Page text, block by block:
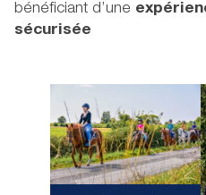
bénéficiant d’une
sécurisée